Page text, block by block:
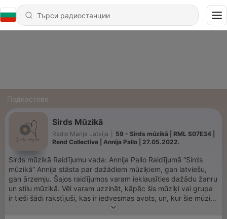
Подкастове
Sirds Mūzikā
Radio Marija Latvija
59 - Sirds mūzikā | RML S07E34 |
Rend Collective | Annija Pallo | 27.05.2022.
Sirds mūzikā Raidījumu vada: Annija Pallo Raidījumā “Sirds
mūzikā” Annija stāsta par dažādiem mūziķiem, gan latviešu,
gan ārzemju. Šajos raidījumos varam ieklausīties dažādu žanru
un stilu mūzikā. Vēl varam uzzināt, kāpēc šis mūziķi vai grupa
ir tieši šādi rakstījuši, kas ir iedvesmas avots, un, kur šie mūziķi
rod spēku, kad gribas padoties? Raidījums skan katru